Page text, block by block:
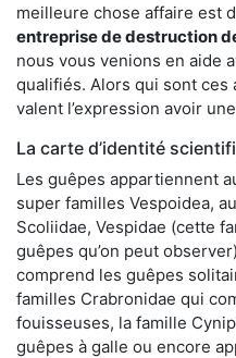
meilleure chose affaire est
entreprise de destruction
nous vous venions en aide
qualifiés. Alors qui sont ces
valent l’expression avoir
La carte d’identité
Les guêpes appartiennent
super familles Vespoidea,
Scoliidae, Vespidae (cette
guêpes qu’on peut
comprend les guêpes
familles Crabronidae qui
fouisseuses, la famille
guêpes à galle ou encore